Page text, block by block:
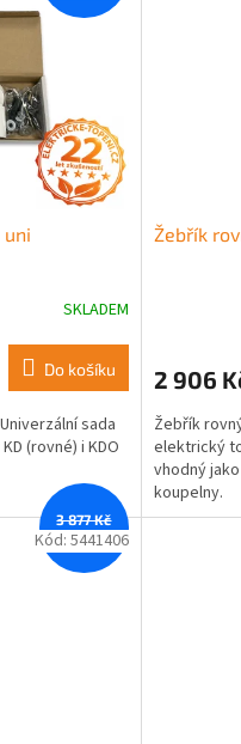
uni
SKLADEM
Do košíku
sada
(rovné) i KDO
Žebřík
2 906
Žebřík
elektrický
vhodný
koupelny.
3 877 Kč
–11 %
Kód: 5441406